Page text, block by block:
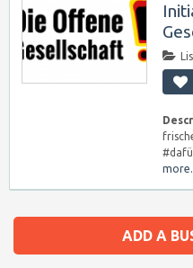
ADD A